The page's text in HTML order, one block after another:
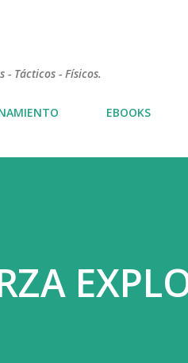
- Tácticos - Físicos.
EBOOKS